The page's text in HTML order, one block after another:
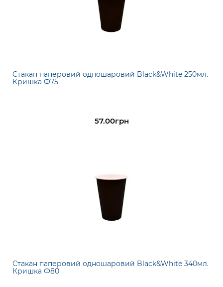
Стакан паперовий одношаровий Black&White 250мл.
Кришка Ф75
57.00грн
Стакан паперовий одношаровий Black&White 340мл.
Кришка Ф80